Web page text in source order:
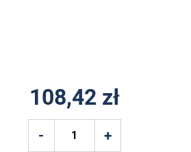
108,42 zł